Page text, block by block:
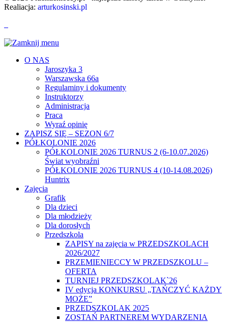
Realiacja: arturkosinski.pl
O NAS
Jaroszyka 3
Warszawska 66a
Regulaminy i dokumenty
Instruktorzy
Administracja
Praca
Wyraź opinię
ZAPISZ SIĘ – SEZON 6/7
PÓŁKOLONIE 2026
PÓŁKOLONIE 2026 TURNUS 2 (6-10.07.2026)
Świat wyobraźni
PÓŁKOLONIE 2026 TURNUS 4 (10-14.08.2026)
Huntrix
Zajęcia
Grafik
Dla dzieci
Dla młodzieży
Dla dorosłych
Przedszkola
ZAPISY na zajęcia w PRZEDSZKOLACH
2026/2027
PRZEMIENIECCY W PRZEDSZKOLU –
OFERTA
TURNIEJ PRZEDSZKOLAK`26
IV edycja KONKURSU „TAŃCZYĆ KAŻDY
MOŻE”
PRZEDSZKOLAK 2025
ZOSTAŃ PARTNEREM WYDARZENIA